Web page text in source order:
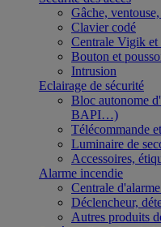
Gâche,
Clavier codé
Centrale Vigik et
Bouton et
Intrusion
Eclairage de sécurité
Bloc autonome
BAPI…)
Télécommande
Luminaire de
Accessoires,
Alarme incendie
Centrale
Déclencheur,
Autres produits